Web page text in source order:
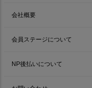
会社概要
会員ステージについて
NP後払いについて